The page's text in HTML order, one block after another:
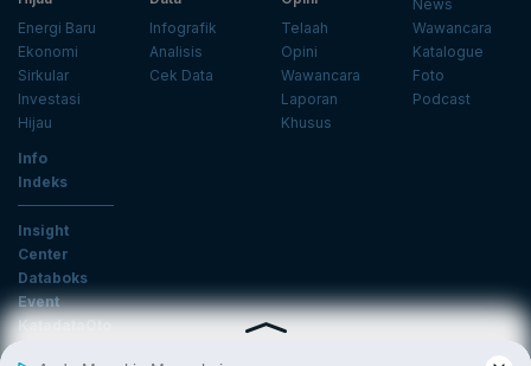
Energi Baru
Ekonomi
Sirkular
Investasi
Hijau
Infografik
Analisis
Cek Data
Telaah
Opini
Wawancara
Laporan
Khusus
News
Wawancara
Katalogue
Foto
Podcast
Info
Indeks
Insight
Center
Databoks
Event
KatadataOto